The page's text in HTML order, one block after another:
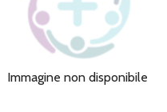
Immagine non disponibile